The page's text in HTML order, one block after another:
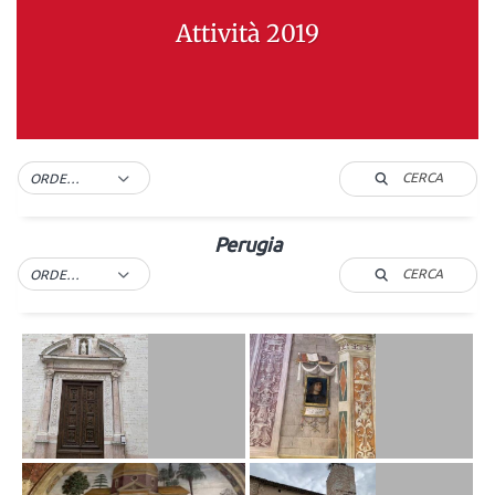
Attività 2019
ORDER BY DEFAULT CERCA
Perugia
ORDER BY DEFAULT CERCA